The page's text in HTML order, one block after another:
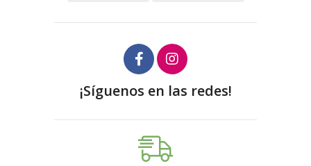
¡Síguenos en las redes!